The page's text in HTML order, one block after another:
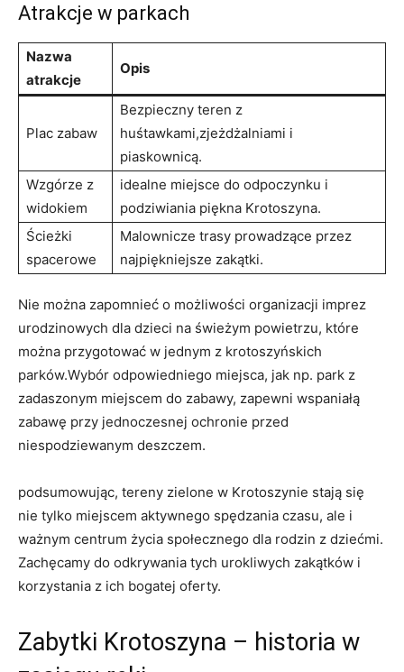
Atrakcje w parkach
Nazwa
atrakcje
Opis
Plac zabaw
Bezpieczny teren z
huśtawkami,zjeżdżalniami i
piaskownicą.
Wzgórze z
widokiem
idealne miejsce do odpoczynku i
podziwiania piękna Krotoszyna.
Ścieżki
spacerowe
Malownicze trasy prowadzące przez
najpiękniejsze zakątki.
Nie można zapomnieć o możliwości organizacji imprez
urodzinowych dla dzieci na świeżym powietrzu, które
można przygotować w jednym z krotoszyńskich
parków.Wybór odpowiedniego miejsca, jak np. park z
zadaszonym miejscem do zabawy, zapewni wspaniałą
zabawę przy jednoczesnej ochronie przed
niespodziewanym deszczem.
podsumowując, tereny zielone w Krotoszynie stają się
nie tylko miejscem aktywnego spędzania czasu, ale i
ważnym centrum życia społecznego dla rodzin z dziećmi.
Zachęcamy do odkrywania tych urokliwych zakątków i
korzystania z ich bogatej oferty.
Zabytki Krotoszyna – historia w